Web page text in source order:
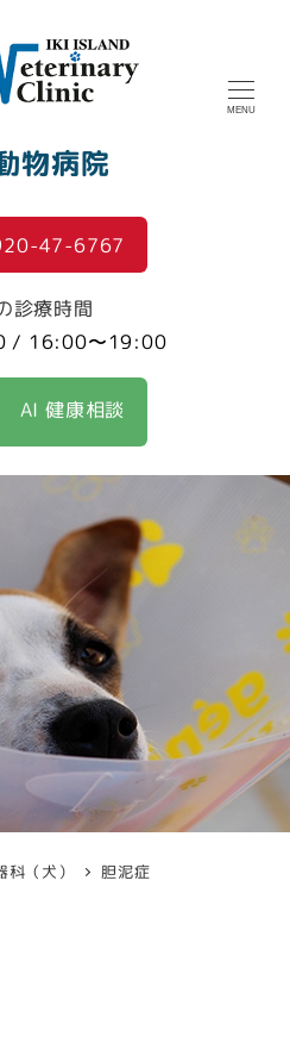
物病院
MENU
47-6767
診療時間
/ 16:00〜19:00
AI 健康相談
科（犬） 胆泥症